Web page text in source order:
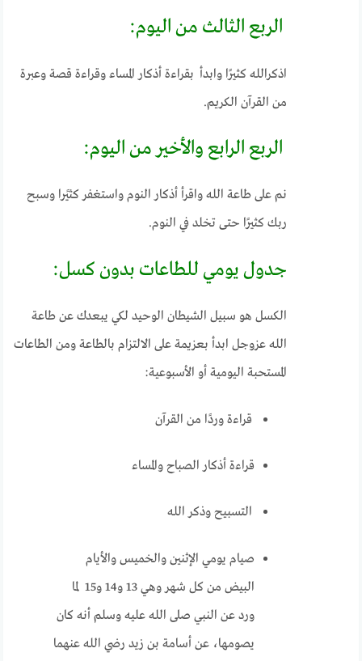
الربع الثالث من اليوم:
اذكرالله كثيرًا وابدأ بقراءة أذكار المساء وقراءة قصة وعبرة
من القرآن الكريم.
الربع الرابع والأخير من اليوم:
نم على طاعة الله واقرأ أذكار النوم واستغفر كثيًرا وسبح
ربك كثيرًا حتى تخلد في النوم.
جدول يومي للطاعات بدون كسل:
الكسل هو سبيل الشيطان الوحيد لكي يبعدك عن طاعة
الله عزوجل ابدأ بعزيمة على الالتزام بالطاعة ومن الطاعات
المستحبة اليومية أو الأسبوعية:
قراءة وردًا من القرآن
قراءة أذكار الصباح والمساء
التسبيح وذكر الله
صيام يومي الإثنين والخميس والأيام
البيض من كل شهر وهي 13 و14 و15 لما
ورد عن النبي صلى الله عليه وسلم أنه كان
يصومها، عن أسامة بن زيد رضي الله عنهما